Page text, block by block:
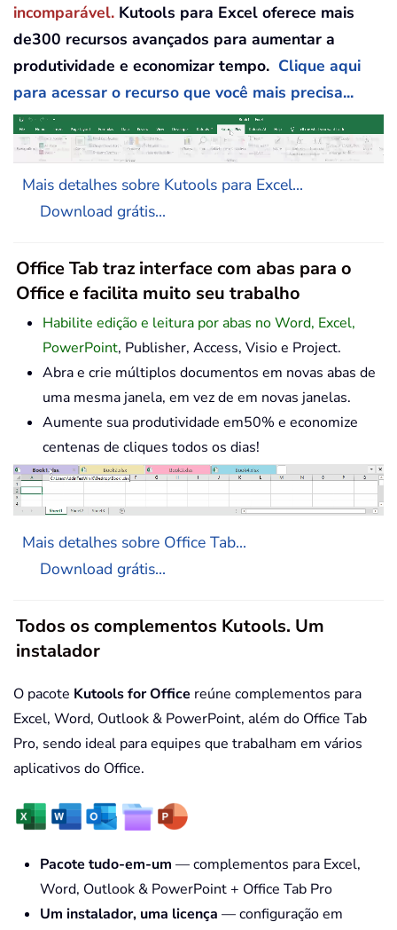
incomparável. Kutools para Excel oferece mais
de300 recursos avançados para aumentar a
produtividade e economizar tempo. Clique aqui
para acessar o recurso que você mais precisa...
Mais detalhes sobre Kutools para Excel...
Download grátis...
Office Tab traz interface com abas para o
Office e facilita muito seu trabalho
Habilite edição e leitura por abas no Word, Excel,
PowerPoint, Publisher, Access, Visio e Project.
Abra e crie múltiplos documentos em novas abas de
uma mesma janela, em vez de em novas janelas.
Aumente sua produtividade em50% e economize
centenas de cliques todos os dias!
Mais detalhes sobre Office Tab...
Download grátis...
Todos os complementos Kutools. Um
instalador
O pacote Kutools for Office reúne complementos para
Excel, Word, Outlook & PowerPoint, além do Office Tab
Pro, sendo ideal para equipes que trabalham em vários
aplicativos do Office.
Pacote tudo-em-um — complementos para Excel,
Word, Outlook & PowerPoint + Office Tab Pro
Um instalador, uma licença — configuração em